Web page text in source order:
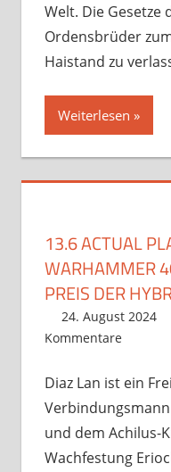
Welt. Die Gesetze
Ordensbrüder
Haistand zu
Weiterlesen
13.6 ACTUAL
WARHAMMER
PREIS DER
24. August 2024
Kommentare
Diaz Lan ist ein
und dem Achilus-
Wachfestung